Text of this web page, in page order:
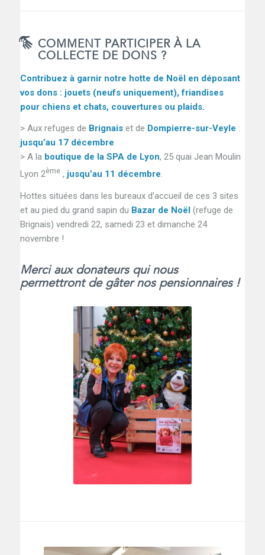
COMMENT PARTICIPER À LA
COLLECTE DE DONS ?
Contribuez à garnir notre hotte de Noël en déposant
vos dons : jouets (neufs uniquement), friandises
pour chiens et chats, couvertures ou plaids.
> Aux refuges de Brignaiset de Dompierre-sur-Veyle :
jusqu’au 17 décembre
> A la boutique de la SPA de Lyon, 25 quai Jean Moulin
Lyon 2ème, jusqu’au 11 décembre.
Hottes situées dans les bureaux d’accueil de ces 3 sites
et au pied du grand sapin du Bazar de Noël(refuge de
Brignais) vendredi 22, samedi 23 et dimanche 24
novembre !
Merci aux donateurs qui nous
permettront de gâter nos pensionnaires !